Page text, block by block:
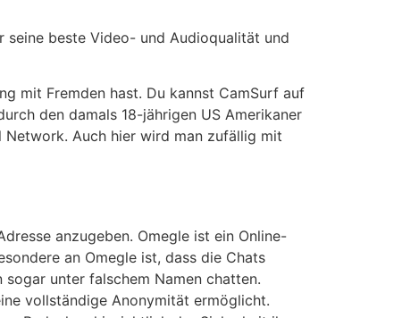
beste Video- und Audioqualität und
mit Fremden hast. Du kannst CamSurf auf
den damals 18-jährigen US Amerikaner
Auch hier wird man zufällig mit
anzugeben. Omegle ist ein Online-
an Omegle ist, dass die Chats
unter falschem Namen chatten.
vollständige Anonymität ermöglicht.